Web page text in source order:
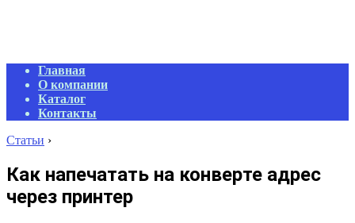
Primary
Navigation
Menu
Главная
О компании
Каталог
Контакты
Статьи ›
Как напечатать на конверте адрес
через принтер